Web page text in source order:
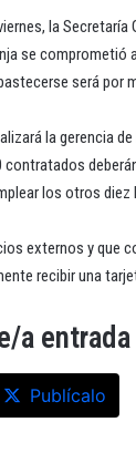
la
se comprometió
será por
la gerencia
contratados
los otros diez
externos y que
recibir una
a entrada
Publícalo